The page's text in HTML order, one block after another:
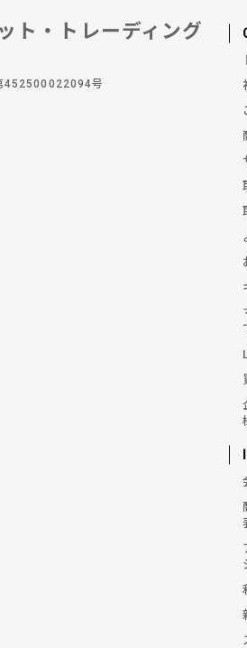
ト・トレーディング
452500022094号